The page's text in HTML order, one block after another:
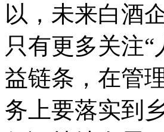
以，未来白酒
只有更多关注
益链条，在管
务上要落实到